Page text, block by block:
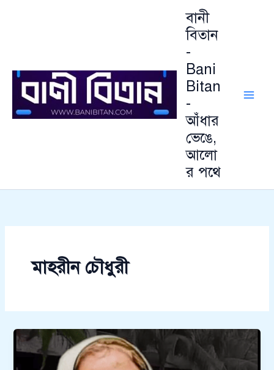
বানী
বিতান
-
Bani
Bitan
-
আঁধার
ভেঙে,
আলো
র পথে
মাহরীন চৌধুরী